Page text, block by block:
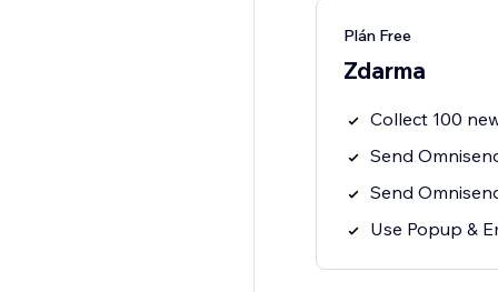
Plán Free
Zdarma
Collect 100
Send
Send
Use Popup &